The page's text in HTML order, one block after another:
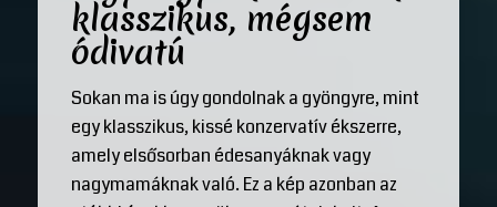
klasszikus, mégsem
ódivatú
Sokan ma is úgy gondolnak a gyöngyre, mint
egy klasszikus, kissé konzervatív ékszerre,
amely elsősorban édesanyáknak vagy
nagymamáknak való. Ez a kép azonban az